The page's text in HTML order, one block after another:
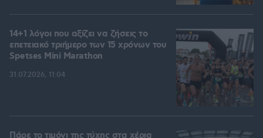
14+1 λόγοι που αξίζει να ζήσεις το
επετειακό τριήμερο των 15 χρόνων του
Spetses Mini Marathon
31.07.2026, 11:04
Πάρε το τιμόνι της τύχης στα χέρια